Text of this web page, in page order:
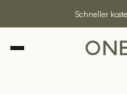
Schneller